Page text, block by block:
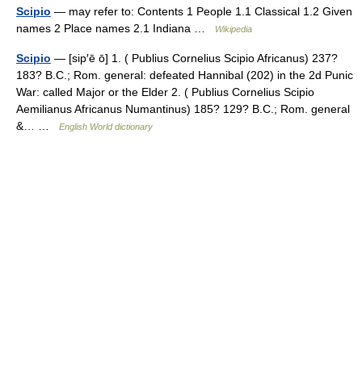
Scipio — may refer to: Contents 1 People 1.1 Classical 1.2 Given
names 2 Place names 2.1 Indiana …
Wikipedia
Scipio — [sip′ē ō] 1. ( Publius Cornelius Scipio Africanus) 237?
183? B.C.; Rom. general: defeated Hannibal (202) in the 2d Punic
War: called Major or the Elder 2. ( Publius Cornelius Scipio
Aemilianus Africanus Numantinus) 185? 129? B.C.; Rom. general
&… …
English World dictionary